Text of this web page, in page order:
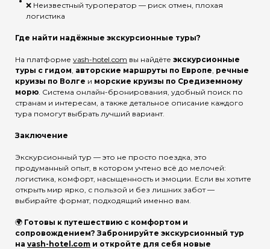
❌ Неизвестный туроператор — риск отмен, плохая
логистика
Где найти надёжные экскурсионные туры?
На платформе vash-hotel.com вы найдёте экскурсионные
туры с гидом, авторские маршруты по Европе, речные
круизы по Волге и морские круизы по Средиземному
морю. Система онлайн-бронирования, удобный поиск по
странам и интересам, а также детальное описание каждого
тура помогут выбрать лучший вариант.
Заключение
Экскурсионный тур — это не просто поездка, это
продуманный опыт, в котором учтено всё до мелочей:
логистика, комфорт, насыщенность и эмоции. Если вы хотите
открыть мир ярко, с пользой и без лишних забот —
выбирайте формат, подходящий именно вам.
🌍 Готовы к путешествию с комфортом и
сопровождением? Забронируйте экскурсионный тур
на vash-hotel.com и откройте для себя новые